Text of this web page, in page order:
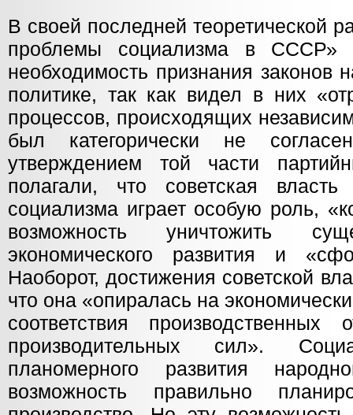
В своей последней теоретической
проблемы социализма в СССР»
необходимость признания законов
политике, так как видел в них
процессов, происходящих
был категорически не
утверждением той части
полагали, что советская
социализма играет особую роль,
возможность уничтожить
экономического развития и
Наоборот, достижения советской
что она «опиралась на
соответствия производственных
производительных сил».
планомерного развития
возможность правильно